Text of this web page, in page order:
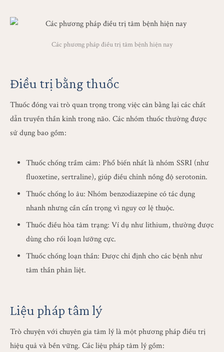
Các phương pháp điều trị tâm bệnh hiện nay
Điều trị bằng thuốc
Thuốc đóng vai trò quan trọng trong việc cân bằng lại các chất
dẫn truyền thần kinh trong não. Các nhóm thuốc thường được
sử dụng bao gồm:
Thuốc chống trầm cảm: Phổ biến nhất là nhóm SSRI (như
fluoxetine, sertraline), giúp điều chỉnh nồng độ serotonin.
Thuốc chống lo âu: Nhóm benzodiazepine có tác dụng
nhanh nhưng cần cẩn trọng vì nguy cơ lệ thuộc.
Thuốc điều hòa tâm trạng: Ví dụ như lithium, thường được
dùng cho rối loạn lưỡng cực.
Thuốc chống loạn thần: Được chỉ định cho các bệnh như
tâm thần phân liệt.
Liệu pháp tâm lý
Trò chuyện với chuyên gia tâm lý là một phương pháp điều trị
hiệu quả và bền vững. Các liệu pháp tâm lý gồm: